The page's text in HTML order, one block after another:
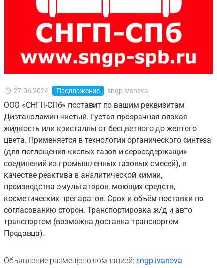
27.06.2024 Предложение sngp.ivanova
ООО «СНГП-СПб» поставит по вашим реквизитам
Диэтаноламин чистый. Густая прозрачная вязкая
жидкость или кристаллы от бесцветного до желтого
цвета. Применяется в технологии органического синтеза
(для поглощения кислых газов и серосодержащих
соединений из промышленных газовых смесей), в
качестве реактива в аналитической химии,
производства эмульгаторов, моющих средств,
косметических препаратов. Срок и объём поставки по
согласованию сторон. Транспортировка ж/д и авто
транспортом (возможна доставка транспортом
Продавца).
Объявление размещено компанией: sngp.ivanova